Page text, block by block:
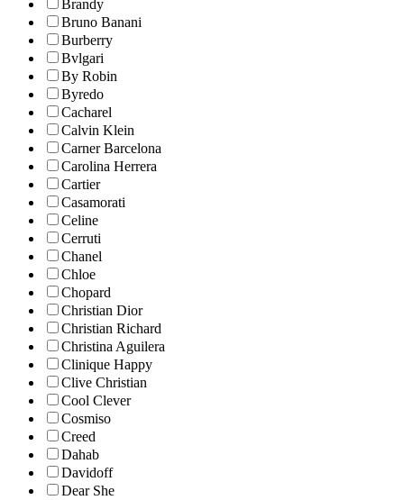
Brandy
Bruno Banani
Burberry
Bvlgari
By Robin
Byredo
Cacharel
Calvin Klein
Carner Barcelona
Carolina Herrera
Cartier
Casamorati
Celine
Cerruti
Chanel
Chloe
Chopard
Christian Dior
Christian Richard
Christina Aguilera
Clinique Happy
Clive Christian
Cool Clever
Cosmiso
Creed
Dahab
Davidoff
Dear She